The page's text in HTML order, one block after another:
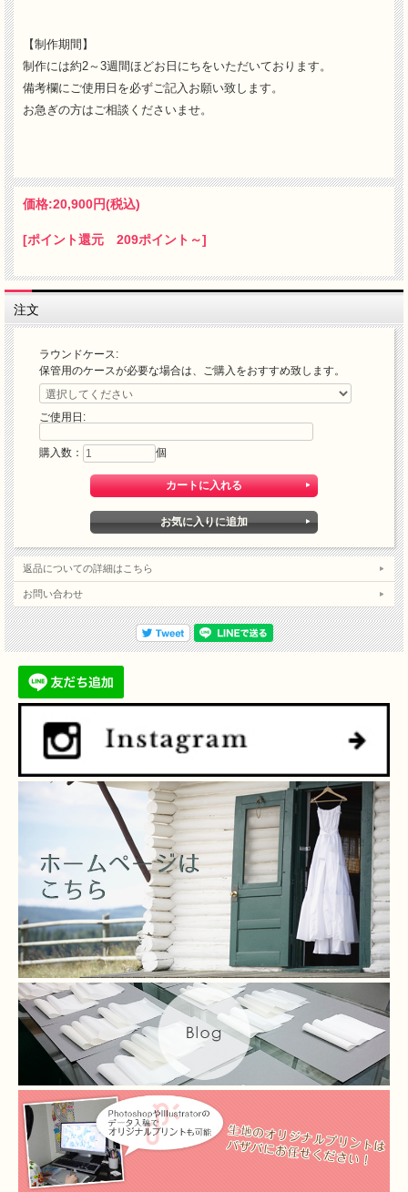
【制作期間】
制作には約2～3週間ほどお日にちをいただいております。
備考欄にご使用日を必ずご記入お願い致します。
お急ぎの方はご相談くださいませ。
価格:20,900円(税込)
[ポイント還元 209ポイント～]
注文
ラウンドケース:
保管用のケースが必要な場合は、ご購入をおすすめ致します。
ご使用日:
購入数： 個
返品についての詳細はこちら
お問い合わせ